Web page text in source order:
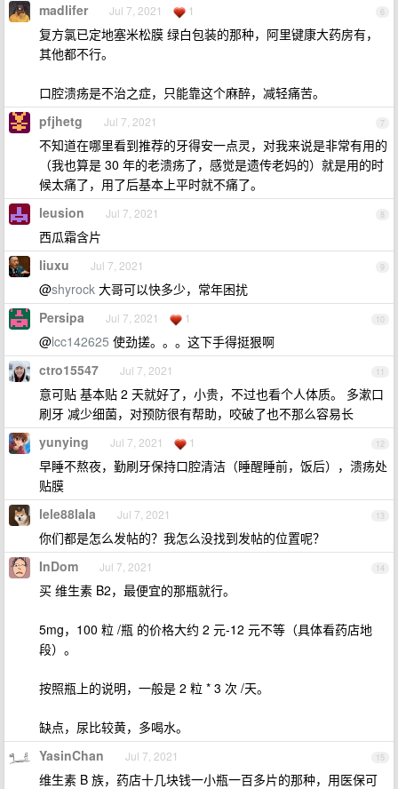
6
madlifer Jul 7, 2021 1
复方氯已定地塞米松膜 绿白包装的那种，阿里键康大药房有，
其他都不行。
口腔溃疡是不治之症，只能靠这个麻醉，减轻痛苦。
7
pfjhetg Jul 7, 2021
不知道在哪里看到推荐的牙得安一点灵，对我来说是非常有用的
（我也算是 30 年的老溃疡了，感觉是遗传老妈的）就是用的时
候太痛了，用了后基本上平时就不痛了。
8
leusion Jul 7, 2021
西瓜霜含片
9
liuxu Jul 7, 2021
@shyrock 大哥可以快多少，常年困扰
10
Persipa Jul 7, 2021 1
@lcc142625 使劲搓。。。这下手得挺狠啊
11
ctro15547 Jul 7, 2021
意可贴 基本贴 2 天就好了，小贵，不过也看个人体质。 多漱口
刷牙 减少细菌，对预防很有帮助，咬破了也不那么容易长
12
yunying Jul 7, 2021 1
早睡不熬夜，勤刷牙保持口腔清洁（睡醒睡前，饭后），溃疡处
贴膜
13
lele88lala Jul 7, 2021
你们都是怎么发帖的？我怎么没找到发帖的位置呢？
14
InDom Jul 7, 2021
买 维生素 B2，最便宜的那瓶就行。
5mg，100 粒 /瓶 的价格大约 2 元-12 元不等（具体看药店地
段）。
按照瓶上的说明，一般是 2 粒 * 3 次 /天。
缺点，尿比较黄，多喝水。
15
YasinChan Jul 7, 2021
维生素 B 族，药店十几块钱一小瓶一百多片的那种，用医保可